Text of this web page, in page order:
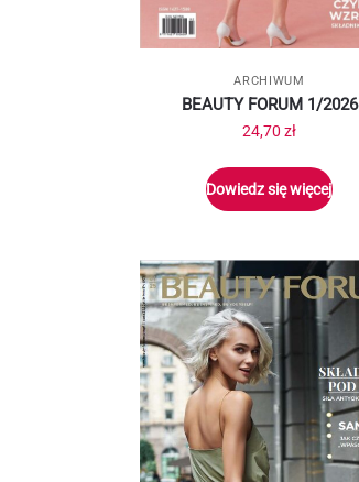
ARCHIWUM
BEAUTY FORUM 1/2026
24,70 zł
Dowiedz się więcej